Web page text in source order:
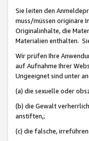
Sie leiten den
muss/müssen originäre
Originalinhalte, die
Materialien enthalten.
Wir prüfen Ihre
auf Aufnahme Ihrer
Ungeeignet sind unter
(a) die sexuelle oder
(b) die Gewalt
anstiften,;
(c) die falsche,